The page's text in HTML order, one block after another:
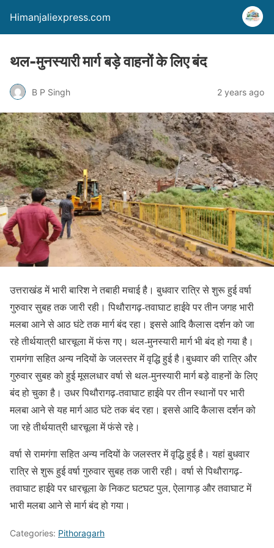
Himanjaliexpress.com
थल-मुनस्यारी मार्ग बड़े वाहनों के लिए बंद
B P Singh 2 years ago
उत्तराखंड में भारी बारिश ने तबाही मचाई है। बुधवार रात्रि से शुरू हुई वर्षा
गुरुवार सुबह तक जारी रही। पिथौरागढ़-तवाघाट हाईवे पर तीन जगह भारी
मलबा आने से आठ घंटे तक मार्ग बंद रहा। इससे आदि कैलास दर्शन को जा
रहे तीर्थयात्री धारचूला में फंस गए। थल-मुनस्यारी मार्ग भी बंद हो गया है।
रामगंगा सहित अन्य नदियों के जलस्तर में वृद्धि हुई है।बुधवार की रात्रि और
गुरुवार सुबह को हुई मूसलधार वर्षा से थल-मुनस्यारी मार्ग बड़े वाहनों के लिए
बंद हो चुका है। उधर पिथौरागढ़-तवाघाट हाईवे पर तीन स्थानों पर भारी
मलबा आने से यह मार्ग आठ घंटे तक बंद रहा। इससे आदि कैलास दर्शन को
जा रहे तीर्थयात्री धारचूला में फंसे रहे।
वर्षा से रामगंगा सहित अन्य नदियों के जलस्तर में वृद्धि हुई है। यहां बुधवार
रात्रि से शुरू हुई वर्षा गुरुवार सुबह तक जारी रही। वर्षा से पिथौरागढ़-
तवाघाट हाईवे पर धारचूला के निकट घटघट पुल, ऐलागाड़ और तवाघाट में
भारी मलबा आने से मार्ग बंद हो गया।
Categories: Pithoragarh